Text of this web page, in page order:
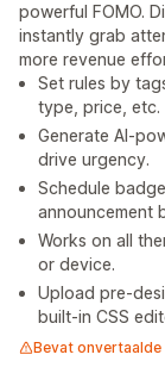
powerful FOMO.
instantly grab
more revenue
Set rules by
type, price, etc.
Generate AI-
drive urgency.
Schedule
announcement
Works on all
or device.
Upload pre-
built-in CSS
Bevat